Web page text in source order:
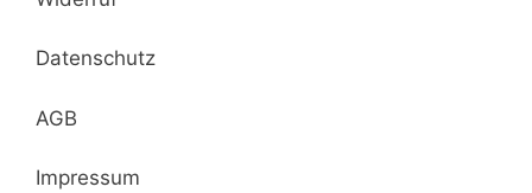
Datenschutz
AGB
Impressum